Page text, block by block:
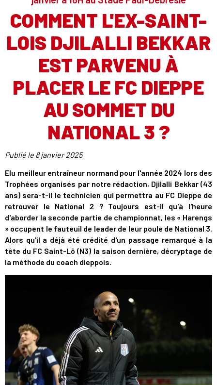
COMMENT L'EX-SAINT-
LOIS DJILALLI BEKKAR
EST PARVENU À
PLACER LE FC DIEPPE
AU SOMMET DU
NATIONAL 3 ?
Publié le 8 janvier 2025
Elu meilleur entraîneur normand pour l'année 2024 lors des
Trophées organisés par notre rédaction, Djilalli Bekkar (43
ans) sera-t-il le technicien qui permettra au FC Dieppe de
retrouver le National 2 ? Toujours est-il qu'à l'heure
d'aborder la seconde partie de championnat, les « Harengs
» occupent le fauteuil de leader de leur poule de National 3.
Alors qu'il a déjà été crédité d'un passage remarqué à la
tête du FC Saint-Lô (N3) la saison dernière, décryptage de
la méthode du coach dieppois.